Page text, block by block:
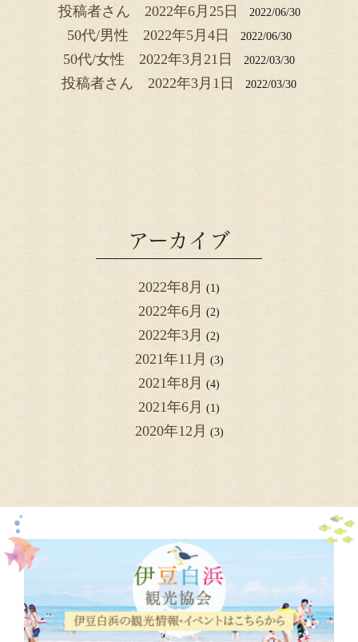
投稿者さん 2022年6月25日 2022/06/30
50代/男性 2022年5月4日 2022/06/30
50代/女性 2022年3月21日 2022/03/30
投稿者さん 2022年3月1日 2022/03/30
アーカイブ
2022年8月 (1)
2022年6月 (2)
2022年3月 (2)
2021年11月 (3)
2021年8月 (4)
2021年6月 (1)
2020年12月 (3)
2019年7月(2)
2019年1月(1)
2018年12月(1)
2018年9月(2)
2018年8月(5)